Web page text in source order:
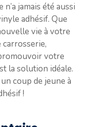
jamais été aussi
adhésif. Que
vie à votre
votre
la solution idéale.
coup de jeune à
!